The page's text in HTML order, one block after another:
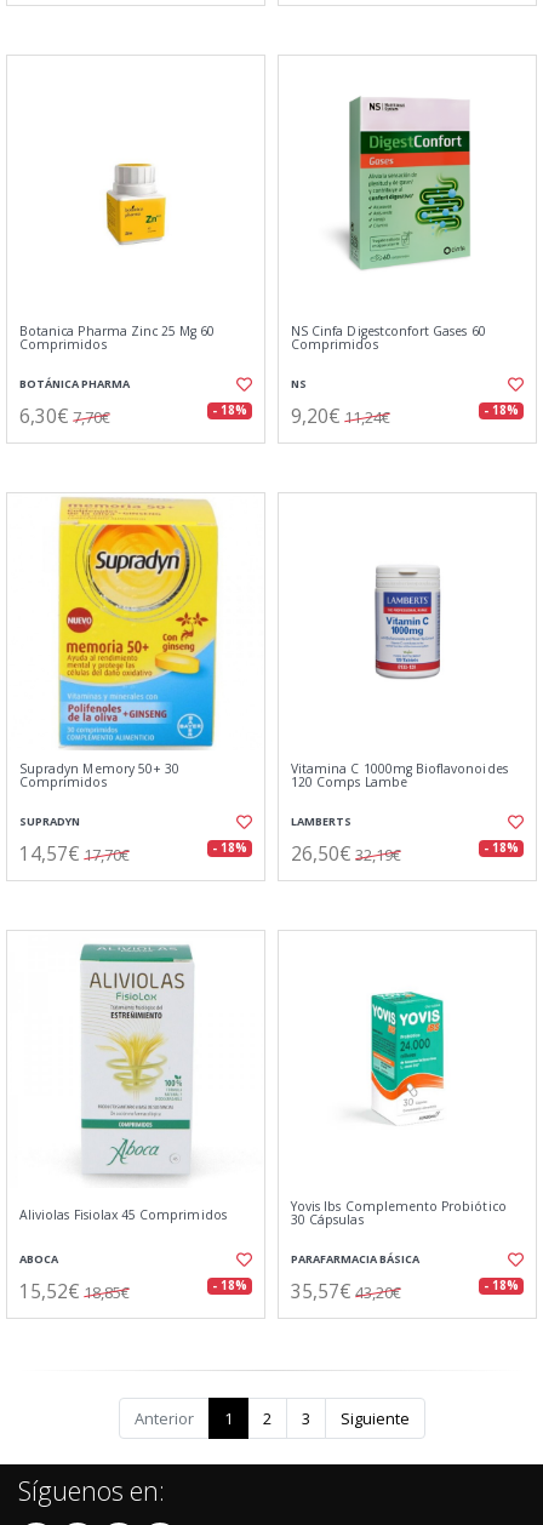
Botanica Pharma Zinc 25 Mg 60
Comprimidos
BOTÁNICA PHARMA
6,30€ 7,70€ - 18%
NS Cinfa Digestconfort Gases 60
Comprimidos
NS
9,20€ 11,24€ - 18%
Supradyn Memory 50+ 30
Comprimidos
SUPRADYN
14,57€ 17,70€ - 18%
Vitamina C 1000mg Bioflavonoides
120 Comps Lambe
LAMBERTS
26,50€ 32,19€ - 18%
Aliviolas Fisiolax 45 Comprimidos
ABOCA
15,52€ 18,85€ - 18%
Yovis Ibs Complemento Probiótico
30 Cápsulas
PARAFARMACIA BÁSICA
35,57€ 43,20€ - 18%
Anterior 1 2 3 Siguiente
Síguenos en: